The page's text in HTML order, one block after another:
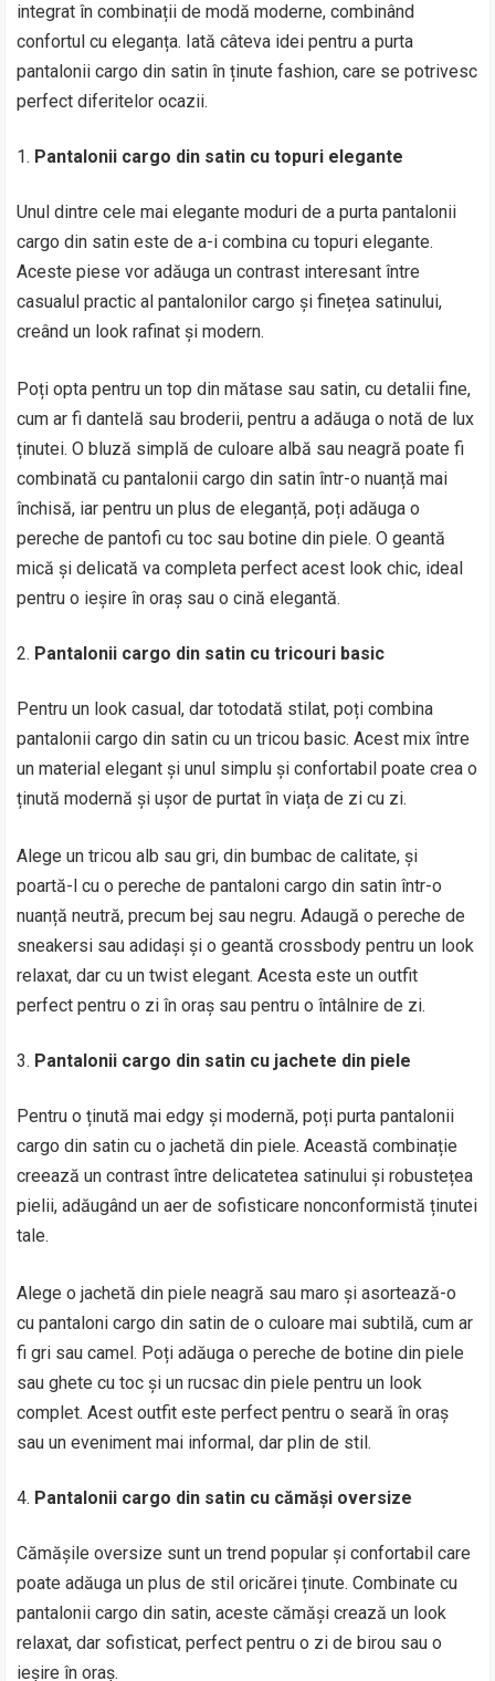
integrat în combinații de modă moderne, combinând
confortul cu eleganța. Iată câteva idei pentru a purta
pantalonii cargo din satin în ținute fashion, care se potrivesc
perfect diferitelor ocazii.
Pantalonii cargo din satin cu topuri elegante
Unul dintre cele mai elegante moduri de a purta pantalonii
cargo din satin este de a-i combina cu topuri elegante.
Aceste piese vor adăuga un contrast interesant între
casualul practic al pantalonilor cargo și finețea satinului,
creând un look rafinat și modern.
Poți opta pentru un top din mătase sau satin, cu detalii fine,
cum ar fi dantelă sau broderii, pentru a adăuga o notă de lux
ținutei. O bluză simplă de culoare albă sau neagră poate fi
combinată cu pantalonii cargo din satin într-o nuanță mai
închisă, iar pentru un plus de eleganță, poți adăuga o
pereche de pantofi cu toc sau botine din piele. O geantă
mică și delicată va completa perfect acest look chic, ideal
pentru o ieșire în oraș sau o cină elegantă.
Pantalonii cargo din satin cu tricouri basic
Pentru un look casual, dar totodată stilat, poți combina
pantalonii cargo din satin cu un tricou basic. Acest mix între
un material elegant și unul simplu și confortabil poate crea o
ținută modernă și ușor de purtat în viața de zi cu zi.
Alege un tricou alb sau gri, din bumbac de calitate, și
poartă-l cu o pereche de pantaloni cargo din satin într-o
nuanță neutră, precum bej sau negru. Adaugă o pereche de
sneakersi sau adidași și o geantă crossbody pentru un look
relaxat, dar cu un twist elegant. Acesta este un outfit
perfect pentru o zi în oraș sau pentru o întâlnire de zi.
Pantalonii cargo din satin cu jachete din piele
Pentru o ținută mai edgy și modernă, poți purta pantalonii
cargo din satin cu o jachetă din piele. Această combinație
creează un contrast între delicatetea satinului și robustețea
pielii, adăugând un aer de sofisticare nonconformistă ținutei
tale.
Alege o jachetă din piele neagră sau maro și asortează-o
cu pantaloni cargo din satin de o culoare mai subtilă, cum ar
fi gri sau camel. Poți adăuga o pereche de botine din piele
sau ghete cu toc și un rucsac din piele pentru un look
complet. Acest outfit este perfect pentru o seară în oraș
sau un eveniment mai informal, dar plin de stil.
Pantalonii cargo din satin cu cămăși oversize
Cămășile oversize sunt un trend popular și confortabil care
poate adăuga un plus de stil oricărei ținute. Combinate cu
pantalonii cargo din satin, aceste cămăși crează un look
relaxat, dar sofisticat, perfect pentru o zi de birou sau o
ieșire în oraș.